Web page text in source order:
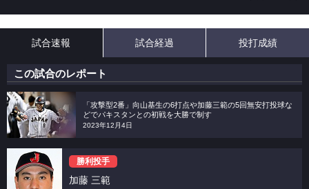
試合速報 試合経過 投打成績
この試合のレポート
「攻撃型2番」向山基生の6打点や加藤三範の5回無安打投球な
どでパキスタンとの初戦を大勝で制す
2023年12月4日
勝利投手
加藤 三範